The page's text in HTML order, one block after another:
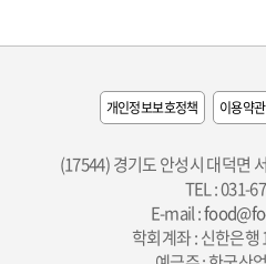
개인정보보호정책 이용약관
(17544) 경기도 안성시 대덕면
TEL : 031-
E-mail :
학회계좌 : 신한은행